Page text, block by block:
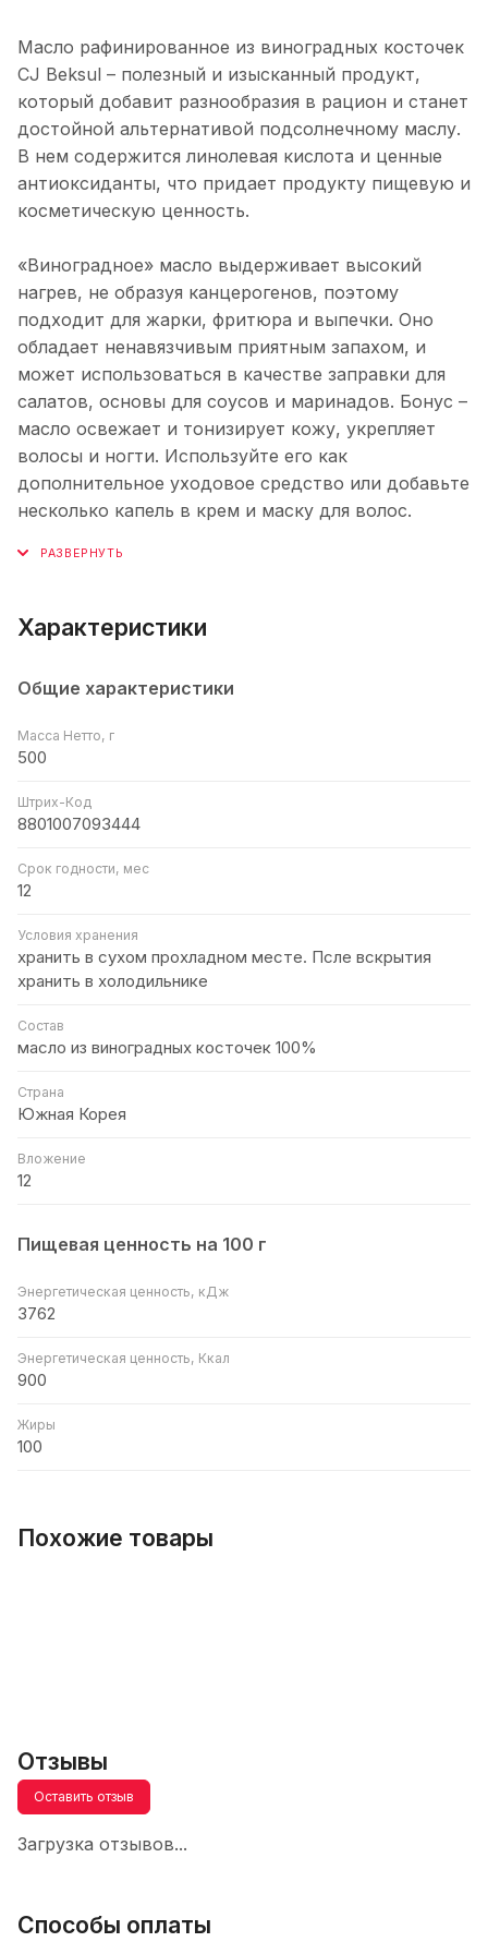
Масло рафинированное из виноградных косточек
CJ Beksul – полезный и изысканный продукт,
который добавит разнообразия в рацион и станет
достойной альтернативой подсолнечному маслу.
В нем содержится линолевая кислота и ценные
антиоксиданты, что придает продукту пищевую и
косметическую ценность.
«Виноградное» масло выдерживает высокий
нагрев, не образуя канцерогенов, поэтому
подходит для жарки, фритюра и выпечки. Оно
обладает ненавязчивым приятным запахом, и
может использоваться в качестве заправки для
салатов, основы для соусов и маринадов. Бонус –
масло освежает и тонизирует кожу, укрепляет
волосы и ногти. Используйте его как
дополнительное уходовое средство или добавьте
несколько капель в крем и маску для волос.
Характеристики
Общие характеристики
Масса Нетто, г
500
Штрих-Код
8801007093444
Срок годности, мес
12
Условия хранения
хранить в сухом прохладном месте. Псле вскрытия
хранить в холодильнике
Состав
масло из виноградных косточек 100%
Страна
Южная Корея
Вложение
12
Пищевая ценность на 100 г
Энергетическая ценность, кДж
3762
Энергетическая ценность, Ккал
900
Жиры
100
Похожие товары
Отзывы
Оставить отзыв
Загрузка отзывов...
Способы оплаты